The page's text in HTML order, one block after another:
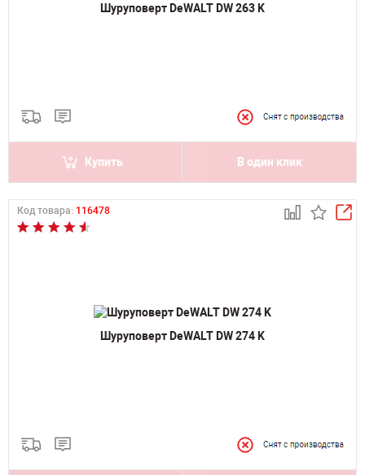
Шуруповерт DeWALT DW 263 K
Купить В один клик
Код товара: 116478
Шуруповерт DeWALT DW 274 K